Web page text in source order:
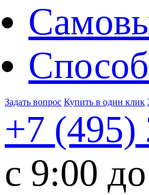
Задать вопрос Купить в один клик
+7 (495)
c 9:00